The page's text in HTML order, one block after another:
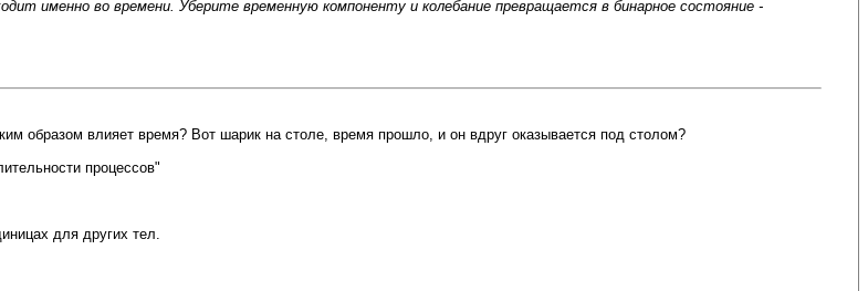
именно во времени. Уберите временную компоненту и колебание превращается в бинарное состояние -
образом влияет время? Вот шарик на столе, время прошло, и он вдруг оказывается под столом?
процессов"
для других тел.